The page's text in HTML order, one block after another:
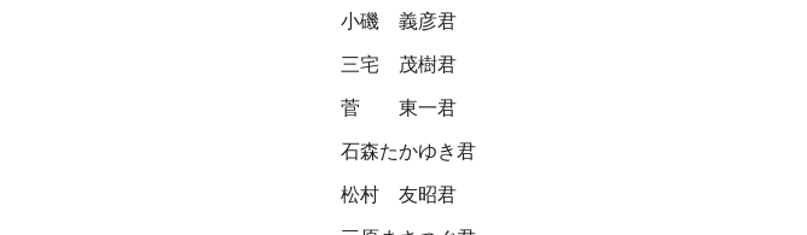
小磯 義彦君
三宅 茂樹君
菅 東一君
石森たかゆき君
松村 友昭君